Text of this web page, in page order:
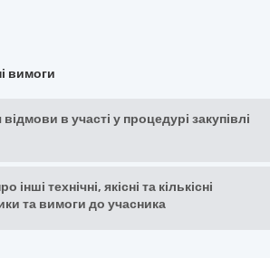
вимоги
в участі у процедурі закупівлі
інші технічні, якісні та кількісні
та вимоги до учасника